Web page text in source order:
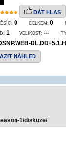
DÁT HLAS
0 CELKEM: 0
1 VELIKOST: ---
NÁHLED
1/diskuze/